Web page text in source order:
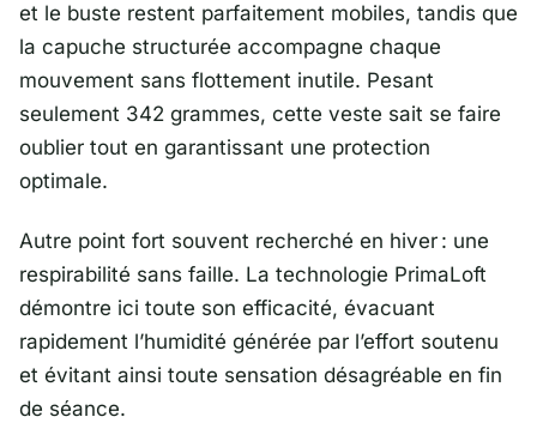
et le buste restent parfaitement mobiles, tandis que
la capuche structurée accompagne chaque
mouvement sans flottement inutile. Pesant
seulement 342 grammes, cette veste sait se faire
oublier tout en garantissant une protection
optimale.
Autre point fort souvent recherché en hiver : une
respirabilité sans faille. La technologie PrimaLoft
démontre ici toute son efficacité, évacuant
rapidement l’humidité générée par l’effort soutenu
et évitant ainsi toute sensation désagréable en fin
de séance.